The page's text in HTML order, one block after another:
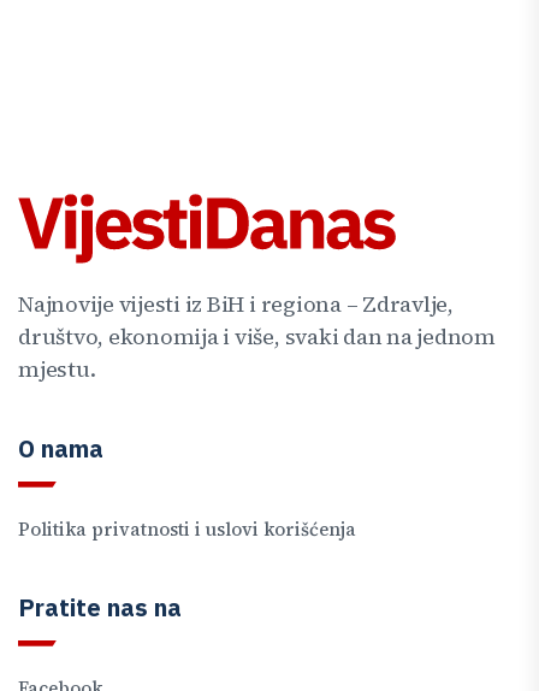
Najnovije vijesti iz BiH i regiona – Zdravlje,
društvo, ekonomija i više, svaki dan na jednom
mjestu.
O nama
Politika privatnosti i uslovi korišćenja
Pratite nas na